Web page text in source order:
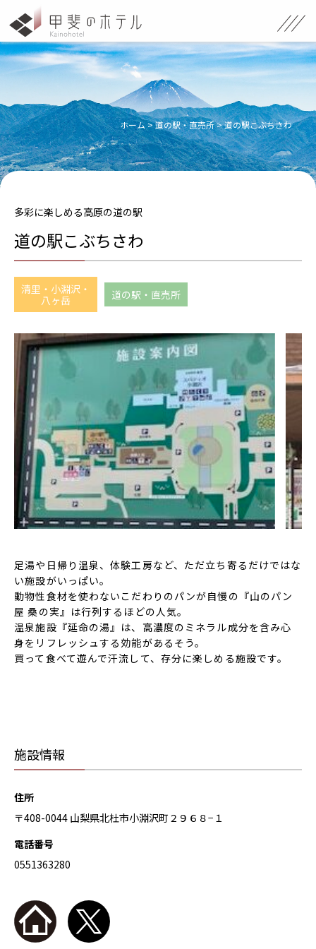
ホーム>道の駅・直売所>道の駅こぶちさわ
多彩に楽しめる高原の道の駅
道の駅こぶちさわ
清里・小淵沢・
八ヶ岳
道の駅・直売所
足湯や日帰り温泉、体験工房など、ただ立ち寄るだけではな
い施設がいっぱい。
動物性食材を使わないこだわりのパンが自慢の『山のパン
屋 桑の実』は行列するほどの人気。
温泉施設『延命の湯』は、高濃度のミネラル成分を含み心
身をリフレッシュする効能があるそう。
買って食べて遊んで汗流して、存分に楽しめる施設です。
施設情報
住所
〒408-0044 山梨県北杜市小淵沢町２９６８−１
電話番号
0551363280